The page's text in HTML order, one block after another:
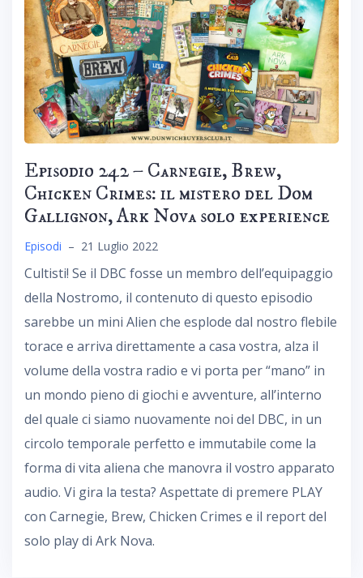
Episodio 242 – Carnegie, Brew,
Chicken Crimes: il mistero del Dom
Gallignon, Ark Nova solo experience
Episodi – 21 Luglio 2022
Cultisti! Se il DBC fosse un membro dell’equipaggio
della Nostromo, il contenuto di questo episodio
sarebbe un mini Alien che esplode dal nostro flebile
torace e arriva direttamente a casa vostra, alza il
volume della vostra radio e vi porta per “mano” in
un mondo pieno di giochi e avventure, all’interno
del quale ci siamo nuovamente noi del DBC, in un
circolo temporale perfetto e immutabile come la
forma di vita aliena che manovra il vostro apparato
audio. Vi gira la testa? Aspettate di premere PLAY
con Carnegie, Brew, Chicken Crimes e il report del
solo play di Ark Nova.